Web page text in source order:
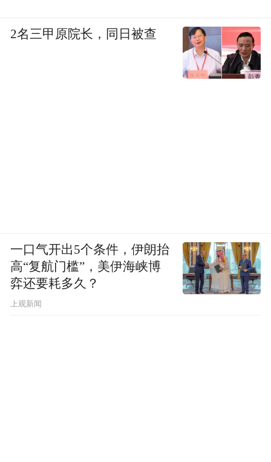
2名三甲原院长，同日被查
一口气开出5个条件，伊朗抬
高“复航门槛”，美伊海峡博
弈还要耗多久？
上观新闻